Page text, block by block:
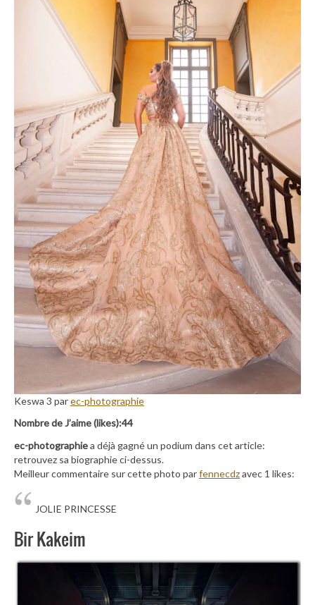
Keswa 3 parec-photographie
Nombre de J’aime (likes):44
ec-photographiea déjà gagné un podium dans cet article:
retrouvez sa biographie ci-dessus.
Meilleur commentaire sur cette photo parfennecdzavec 1 likes:
JOLIE PRINCESSE
Bir Kakeim